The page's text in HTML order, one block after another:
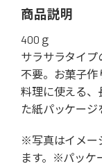
商品説明
400ｇ
サラサラタイプ
不要。お菓子作
料理に使える、
た紙パッケージ
※写真はイメー
ます。※パッケ